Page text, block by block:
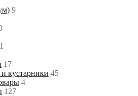
9
1
17
кустарники 45
4
127